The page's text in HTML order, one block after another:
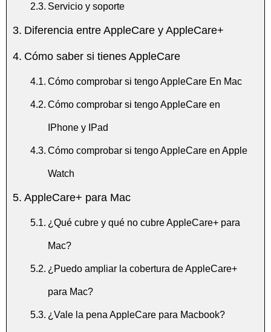
Servicio y soporte
Diferencia entre AppleCare y AppleCare+
Cómo saber si tienes AppleCare
Cómo comprobar si tengo AppleCare En Mac
Cómo comprobar si tengo AppleCare en
IPhone y IPad
Cómo comprobar si tengo AppleCare en Apple
Watch
AppleCare+ para Mac
¿Qué cubre y qué no cubre AppleCare+ para
Mac?
¿Puedo ampliar la cobertura de AppleCare+
para Mac?
¿Vale la pena AppleCare para Macbook?